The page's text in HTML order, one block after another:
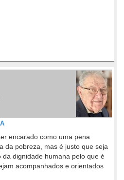
encarado como uma pena
da pobreza, mas é justo que seja
dignidade humana pelo que é
acompanhados e orientados